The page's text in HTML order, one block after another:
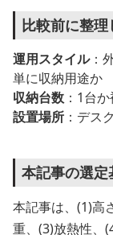
比較前に整理
運用スタイル：
単に収納用途か
収納台数 ：1台
設置場所 ：デス
本記事の選定
本記事は、(1)高
重、(3)放熱性、